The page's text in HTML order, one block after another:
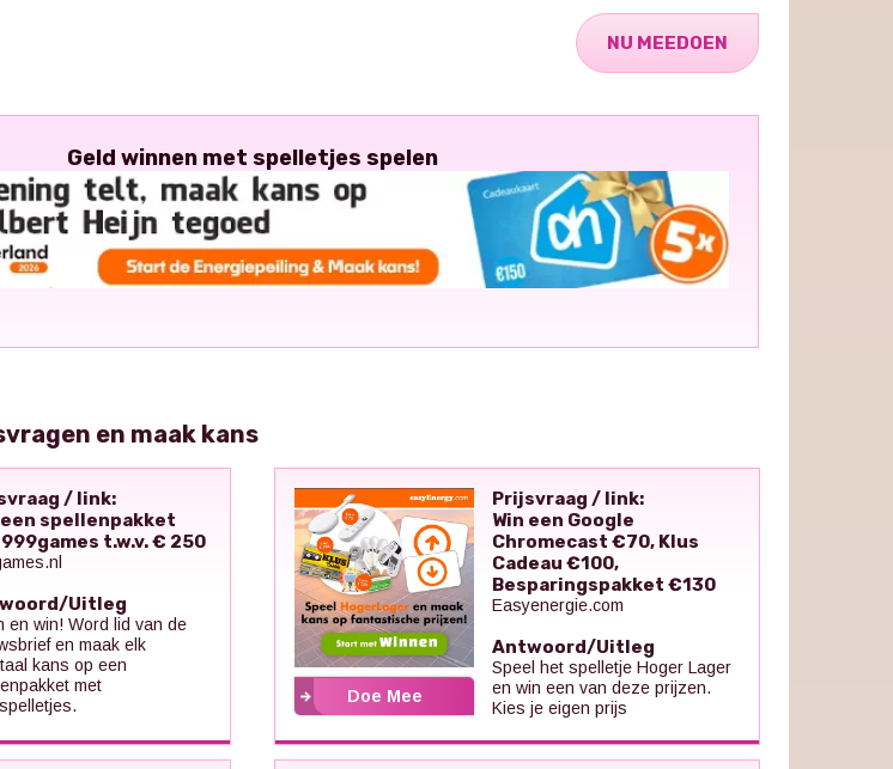
NU MEEDOEN
Geld winnen met spelletjes spelen
en maak kans
/ link:
een spellenpakket
t.w.v. € 250
Uitleg
en win! Word lid van de
en maak elk
kans op een
met
Doe Mee
Prijsvraag / link:
Win een Google
Chromecast €70, Klus
Cadeau €100,
Besparingspakket €130
Easyenergie.com
Antwoord/Uitleg
Speel het spelletje Hoger Lager
en win een van deze prijzen.
Kies je eigen prijs